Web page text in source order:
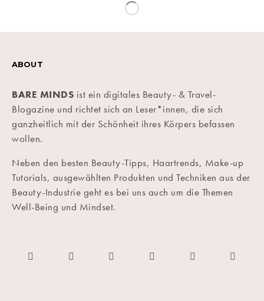
ABOUT
BARE MINDS ist ein digitales Beauty- & Travel-
Blogazine und richtet sich an Leser*innen, die sich
ganzheitlich mit der Schönheit ihres Körpers befassen
wollen.
Neben den besten Beauty-Tipps, Haartrends, Make-up
Tutorials, ausgewählten Produkten und Techniken aus der
Beauty-Industrie geht es bei uns auch um die Themen
Well-Being und Mindset.